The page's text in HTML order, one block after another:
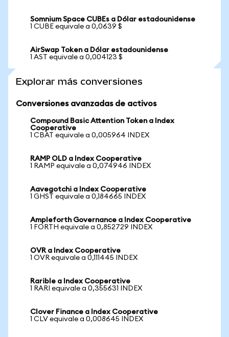
Somnium Space CUBEs a Dólar estadounidense
1 CUBE equivale a 0,0639 $
AirSwap Token a Dólar estadounidense
1 AST equivale a 0,004123 $
Explorar más conversiones
Conversiones avanzadas de activos
Compound Basic Attention Token a Index
Cooperative
1 CBAT equivale a 0,005964 INDEX
RAMP OLD a Index Cooperative
1 RAMP equivale a 0,074946 INDEX
Aavegotchi a Index Cooperative
1 GHST equivale a 0,184665 INDEX
Ampleforth Governance a Index Cooperative
1 FORTH equivale a 0,852729 INDEX
OVR a Index Cooperative
1 OVR equivale a 0,111445 INDEX
Rarible a Index Cooperative
1 RARI equivale a 0,355631 INDEX
Clover Finance a Index Cooperative
1 CLV equivale a 0,008645 INDEX